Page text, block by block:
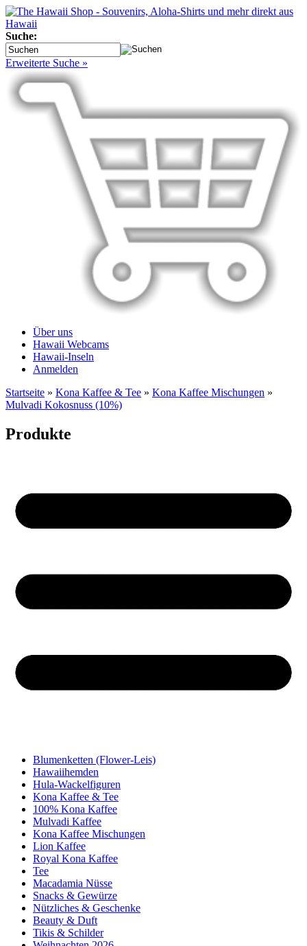
Suche:
Erweiterte Suche »
Über uns
Hawaii Webcams
Hawaii-Inseln
Anmelden
Startseite » Kona Kaffee & Tee » Kona Kaffee Mischungen »
Mulvadi Kokosnuss (10%)
Produkte
Blumenketten (Flower-Leis)
Hawaiihemden
Hula-Wackelfiguren
Kona Kaffee & Tee
100% Kona Kaffee
Mulvadi Kaffee
Kona Kaffee Mischungen
Lion Kaffee
Royal Kona Kaffee
Tee
Macadamia Nüsse
Snacks & Gewürze
Nützliches & Geschenke
Beauty & Duft
Tikis & Schilder